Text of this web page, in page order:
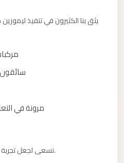
يثق بنا الكثيرون في تنفيذ
سائقون
مرونة في
نسعى لجعل تجربة الحجز سهلة قدر الإمكان لعملائنا.